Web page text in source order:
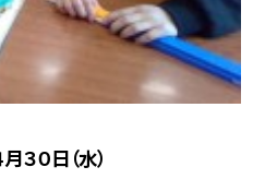
０日（水）